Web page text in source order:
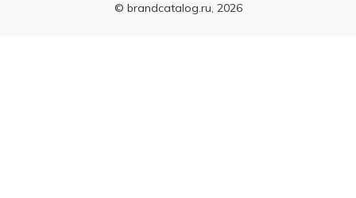
© brandcatalog.ru, 2026